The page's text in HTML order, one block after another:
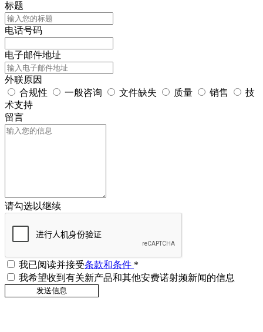
标题
电话号码
电子邮件地址
外联原因
合规性
一般咨询 文件缺失 质量 销售
技
术支持
留言
请勾选以继续
我已阅读并接受条款和条件 *
我希望收到有关新产品和其他安费诺射频新闻的信息